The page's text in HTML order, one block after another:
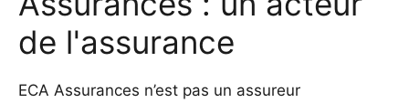
de l'assurance
ECA Assurances n’est pas un assureur